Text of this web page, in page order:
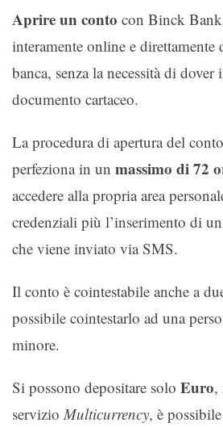
Aprire un conto con Binck
interamente online e direttamente
banca, senza la necessità di dover
documento cartaceo.
La procedura di apertura del
perfeziona in un massimo di 72
accedere alla propria area
credenziali più l’inserimento di
che viene inviato via SMS.
Il conto è cointestabile anche a
possibile cointestarlo ad una
minore.
Si possono depositare solo Euro,
servizio Multicurrency, è